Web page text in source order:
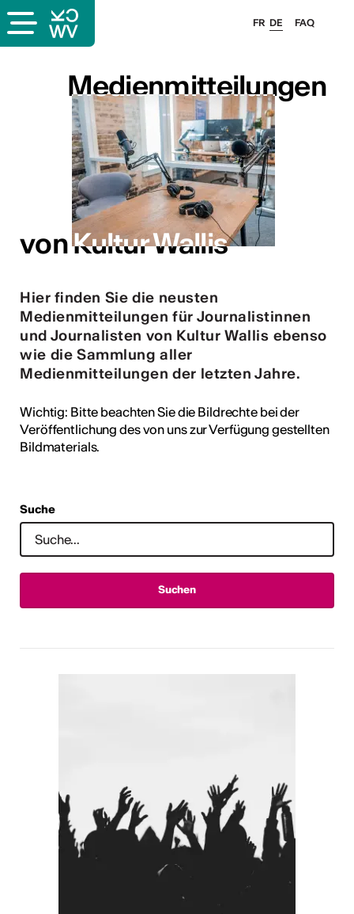
FAQ
FR DE
Medienmitteilungen
von Kultur Wallis
Medienmitteilungen
von Kultur Wallis
Hier finden Sie die neusten
Medienmitteilungen für Journalistinnen
und Journalisten von Kultur Wallis ebenso
wie die Sammlung aller
Medienmitteilungen der letzten Jahre.
Wichtig: Bitte beachten Sie die Bildrechte bei der
Veröffentlichung des von uns zur Verfügung gestellten
Bildmaterials.
Suche